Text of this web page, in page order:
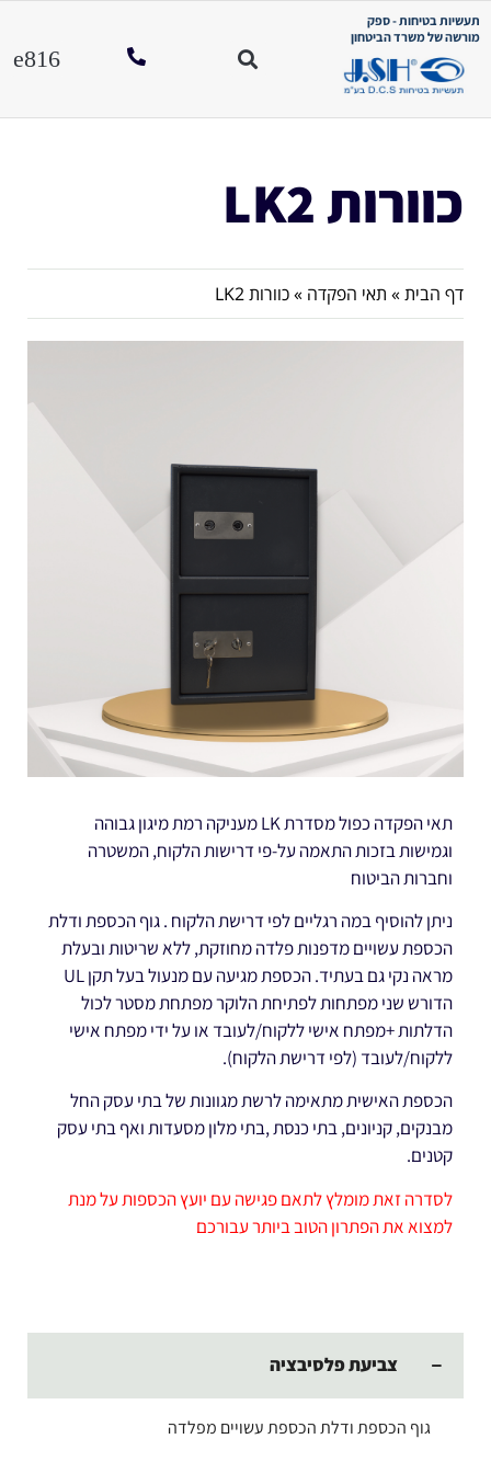
תעשיות בטיחות - ספק
מורשה של משרד הביטחון
כוורות LK2
דף הבית» תאי הפקדה »כוורות LK2
תאי הפקדה כפול מסדרת LK מעניקה רמת מיגון גבוהה
וגמישות בזכות התאמה על-פי דרישות הלקוח, המשטרה
וחברות הביטוח
ניתן להוסיף במה רגליים לפי דרישת הלקוח . גוף הכספת ודלת
הכספת עשויים מדפנות פלדה מחוזקת, ללא שריטות ובעלת
מראה נקי גם בעתיד. הכספת מגיעה עם מנעול בעל תקן UL
הדורש שני מפתחות לפתיחת הלוקר מפתחת מסטר לכול
הדלתות +מפתח אישי ללקוח/לעובד או על ידי מפתח אישי
ללקוח/לעובד (לפי דרישת הלקוח).
הכספת האישית מתאימה לרשת מגוונות של בתי עסק החל
מבנקים, קניונים, בתי כנסת ,בתי מלון מסעדות ואף בתי עסק
קטנים.
לסדרה זאת מומלץ לתאם פגישה עם יועץ הכספות על מנת
למצוא את הפתרון הטוב ביותר עבורכם
צביעת פלסיבציה
גוף הכספת ודלת הכספת עשויים מפלדה